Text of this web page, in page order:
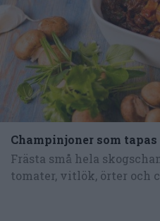
Champinjoner som tapas
Frästa små hela
tomater, vitlök, örter och